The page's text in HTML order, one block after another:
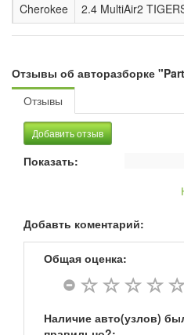
Cherokee
2.4 MultiAir2
Отзывы об авторазборке
Отзывы
Добавить отзыв
Показать:
Добавть коментарий:
Общая оценка:
Наличие авто(узлов)